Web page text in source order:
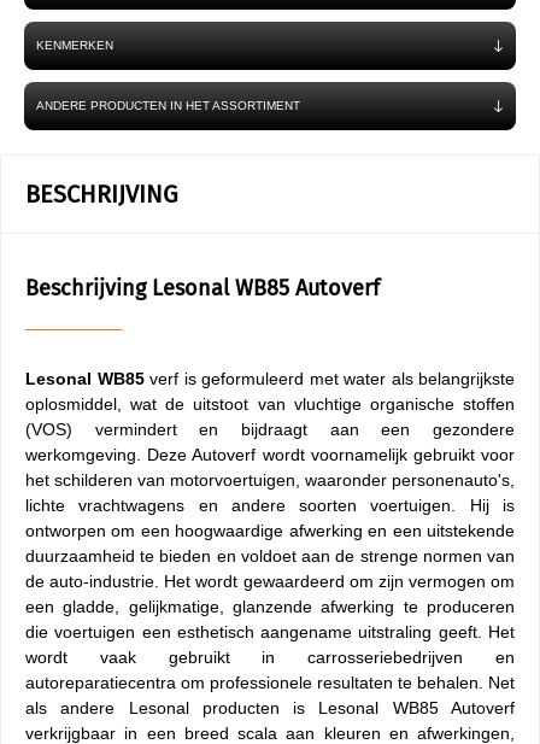
KENMERKEN
ANDERE PRODUCTEN IN HET ASSORTIMENT
BESCHRIJVING
Beschrijving Lesonal WB85 Autoverf
Lesonal WB85verf is geformuleerd met water als belangrijkste
oplosmiddel, wat de uitstoot van vluchtige organische stoffen
(VOS) vermindert en bijdraagt aan een gezondere
werkomgeving. Deze Autoverf wordt voornamelijk gebruikt voor
het schilderen van motorvoertuigen, waaronder personenauto's,
lichte vrachtwagens en andere soorten voertuigen. Hij is
ontworpen om een hoogwaardige afwerking en een uitstekende
duurzaamheid te bieden en voldoet aan de strenge normen van
de auto-industrie. Het wordt gewaardeerd om zijn vermogen om
een gladde, gelijkmatige, glanzende afwerking te produceren
die voertuigen een esthetisch aangename uitstraling geeft. Het
wordt vaak gebruikt in carrosseriebedrijven en
autoreparatiecentra om professionele resultaten te behalen. Net
als andere Lesonal producten is Lesonal WB85 Autoverf
verkrijgbaar in een breed scala aan kleuren en afwerkingen,